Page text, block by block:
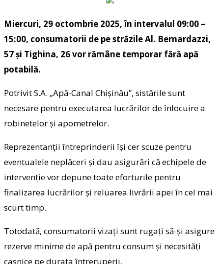
Miercuri, 29 octombrie 2025, în intervalul 09:00 –
15:00, consumatorii de pe străzile Al. Bernardazzi,
57 și Tighina, 26 vor rămâne temporar fără apă
potabilă.
Potrivit S.A. „Apă-Canal Chişinău”, sistările sunt
necesare pentru executarea lucrărilor de înlocuire a
robinetelor şi apometrelor.
Reprezentanții întreprinderii își cer scuze pentru
eventualele neplăceri și dau asigurări că echipele de
intervenție vor depune toate eforturile pentru
finalizarea lucrărilor și reluarea livrării apei în cel mai
scurt timp.
Totodată, consumatorii vizați sunt rugați să-și asigure
rezerve minime de apă pentru consum și necesități
casnice pe durata întreruperii.